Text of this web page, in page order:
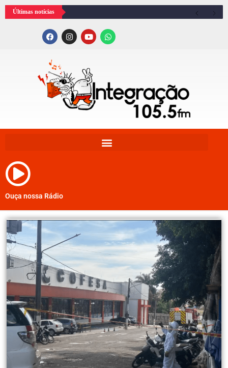
Últimas notícias
Ouça nossa Rádio